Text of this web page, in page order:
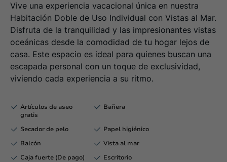
Vive una experiencia vacacional única en nuestra
Habitación Doble de Uso Individual con Vistas al Mar.
Disfruta de la tranquilidad y las impresionantes vistas
oceánicas desde la comodidad de tu hogar lejos de
casa. Este espacio es ideal para quienes buscan una
escapada personal con un toque de exclusividad,
viviendo cada experiencia a su ritmo.
Artículos de aseo
gratis
Bañera
Secador de pelo
Papel higiénico
Balcón
Vista al mar
Caja fuerte (De pago)
Escritorio